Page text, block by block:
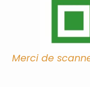
Merci de